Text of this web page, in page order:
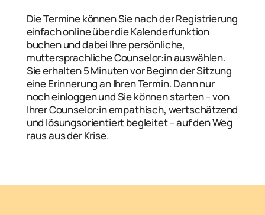
Die Termine können Sie nach der Registrierung
einfach online über die Kalenderfunktion
buchen und dabei Ihre persönliche,
muttersprachliche Counselor:in auswählen.
Sie erhalten 5 Minuten vor Beginn der Sitzung
eine Erinnerung an Ihren Termin. Dann nur
noch einloggen und Sie können starten – von
Ihrer Counselor:in empathisch, wertschätzend
und lösungsorientiert begleitet – auf den Weg
raus aus der Krise.